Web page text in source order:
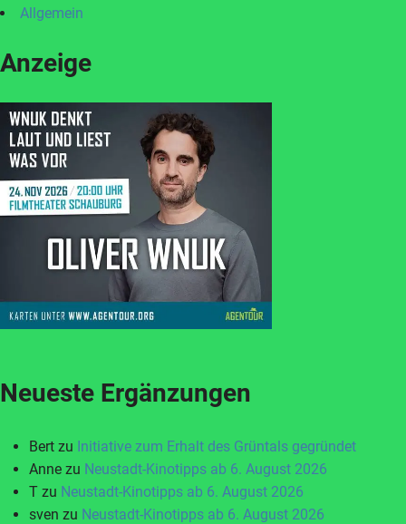
Allgemein
Anzeige
Neueste Ergänzungen
Bert zu Initiative zum Erhalt des Grüntals gegründet
Anne zu Neustadt-Kinotipps ab 6. August 2026
T zu Neustadt-Kinotipps ab 6. August 2026
sven zu Neustadt-Kinotipps ab 6. August 2026